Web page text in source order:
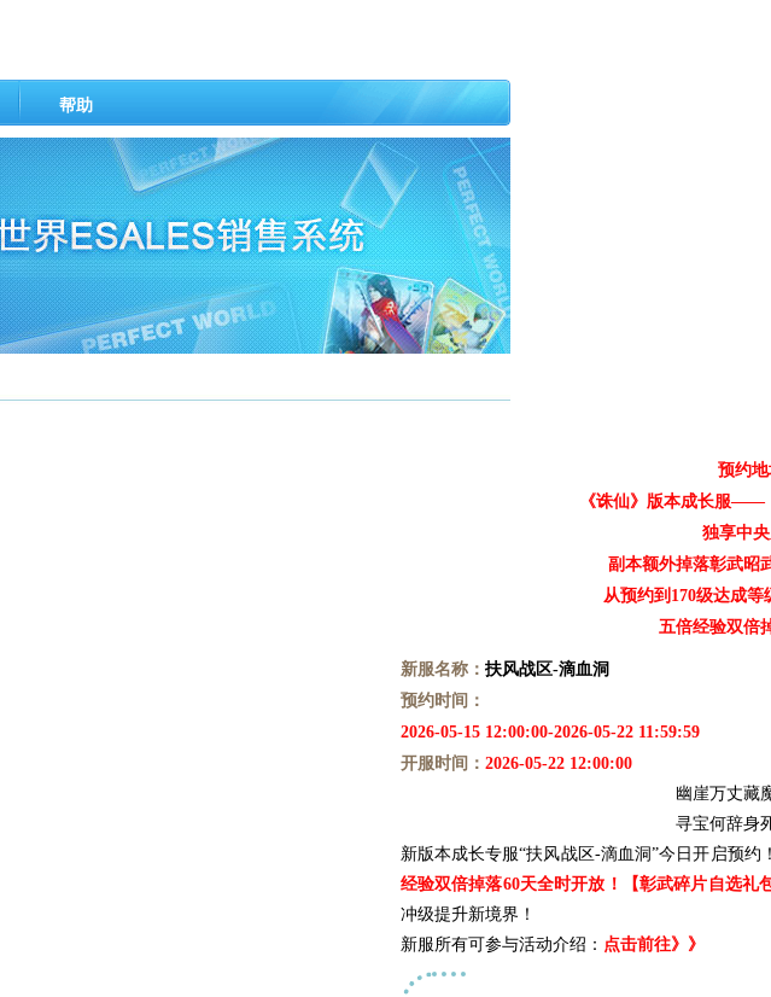
帮助
预约
《诛仙》版本成长服——
独享中
副本额外掉落彰武昭
从预约到170级达成
五倍经验双倍
新服名称： 扶风战区-滴血洞
预约时间：
2026-05-15 12:00:00-2026-05-22 11:59:59
开服时间： 2026-05-22 12:00:00
幽崖万丈藏
寻宝何辞身
新版本成长专服“扶风战区-滴血洞”今日开启预约
经验双倍掉落60天全时开放！【彰武碎片自选礼
冲级提升新境界！
新服所有可参与活动介绍： 点击前往》》